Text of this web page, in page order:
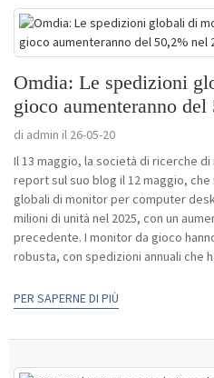
Omdia: Le spedizioni
gioco aumenteranno
di admin il 26-05-20
Il 13 maggio, la società di ricerche
report sul suo blog il 12 maggio,
globali di monitor per computer
milioni di unità nel 2025, con un
precedente. I monitor da gioco
robusta, con spedizioni annuali che
PER SAPERNE DI PIÙ